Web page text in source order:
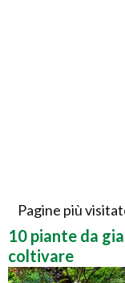
Pagine più
10 piante da
coltivare